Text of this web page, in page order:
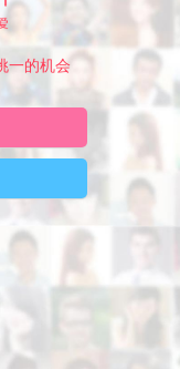
一的机会